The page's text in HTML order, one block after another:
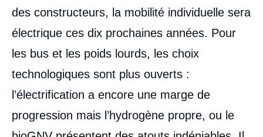
des constructeurs, la mobilité individuelle sera
électrique ces dix prochaines années. Pour
les bus et les poids lourds, les choix
technologiques sont plus ouverts :
l’électrification a encore une marge de
progression mais l’hydrogène propre, ou le
COVID-19 », Études, Ifri, 14 octobre 2020.
Copier